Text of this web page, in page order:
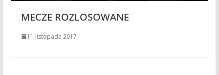
MECZE ROZLOSOWANE
11 listopada 2017